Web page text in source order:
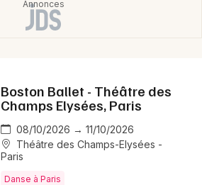
Boston Ballet - Théâtre des
Champs Elysées, Paris
08/10/2026 → 11/10/2026
Théâtre des Champs-Elysées -
Paris
Danse à Paris